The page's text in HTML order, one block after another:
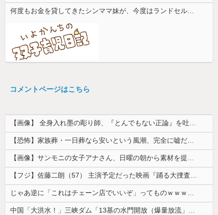
コメントページはこちら
【画像】 全身入れ墨の彫り師、『とんでもない正論』を吐いて30万再生されてしまうｗｗｗｗｗｗｗ
【恐怖】家族葬・一日葬なら安いという風潮、完全に嘘だった・・・・
【画像】サンモニの女子アナさん、日曜の朝から素材を提供してしまう
【フジ】佐藤二朗（57） 主演予定だった映画『踊る大捜査線』スピンオフ作品の撮影中止が正式に決定
じゃあ逆に「これはチェーン店でいいぞ」ってものｗｗｗｗｗ
中国「大洪水！」三峡ダム「13基の水門開放（爆量放流」中国都市「三峡上流で豪雨！（三峡下流で水害」長江と黄河「同時氾濫危機」台風13号「中国本土...